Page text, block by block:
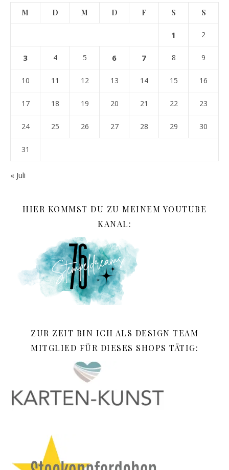
M D M D F S S
1 2
3 4 5 6 7 8 9
10 11 12 13 14 15 16
17 18 19 20 21 22 23
24 25 26 27 28 29 30
31
« Juli
HIER KOMMST DU ZU MEINEM YOUTUBE
KANAL:
ZUR ZEIT BIN ICH ALS DESIGN TEAM
MITGLIED FÜR DIESES SHOPS TÄTIG: